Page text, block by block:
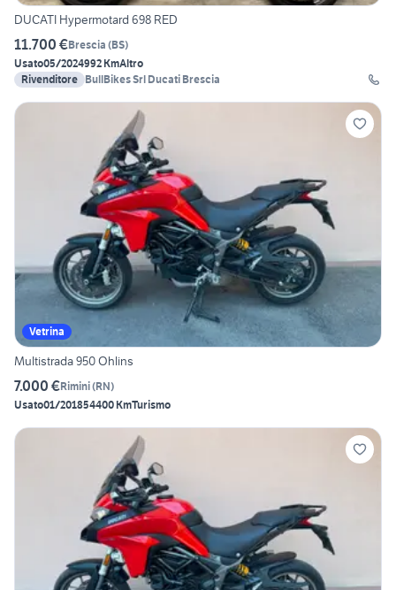
DUCATI Hypermotard 698 RED
11.700 €Brescia (BS)
Usato05/2024992 KmAltro
Rivenditore BullBikes Srl Ducati Brescia
Vetrina
Multistrada 950 Ohlins
7.000 €Rimini(RN)
Usato01/201854400 KmTurismo